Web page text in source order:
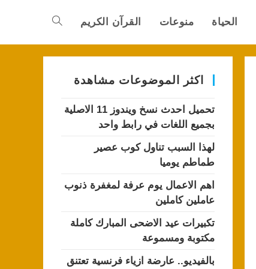
الحياة منوعات القرآن الكريم Toggle
اكثر الموضوعات مشاهدة
تحميل احدث نسخ ويندوز 11 الاصلية
بجميع اللغات في رابط واحد
لهذا السبب تناول كوب عصير
طماطم يوميا
اهم الاعمال يوم عرفة لمغفرة ذنوب
عاملين كاملين
تكبيرات عيد الاضحى المبارك كاملة
مكتوبة ومسموعة
بالفيديو.. عارضة ازياء فرنسية تعتنق